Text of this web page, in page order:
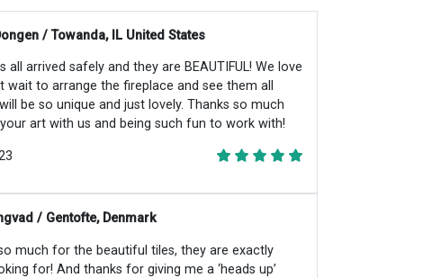
/ Towanda, IL United States
all arrived safely and they are BEAUTIFUL! We love
wait to arrange the fireplace and see them all
be so unique and just lovely. Thanks so much
art with us and being such fun to work with!
/ Gentofte, Denmark
much for the beautiful tiles, they are exactly
for! And thanks for giving me a ‘heads up’